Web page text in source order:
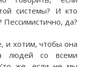
системы? И кто
Пессимистично, да?
и хотим, чтобы она
людей со всеми